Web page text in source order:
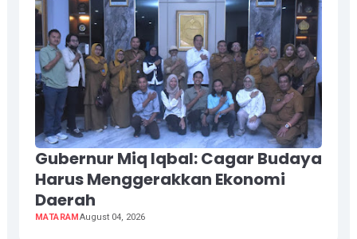
Gubernur Miq Iqbal: Cagar Budaya
Harus Menggerakkan Ekonomi
Daerah
MATARAMAugust 04, 2026